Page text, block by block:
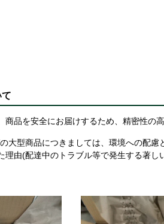
商品を安全にお届けするため、精密性の
大型商品につきましては、環境への配
理由(配達中のトラブル等で発生する著